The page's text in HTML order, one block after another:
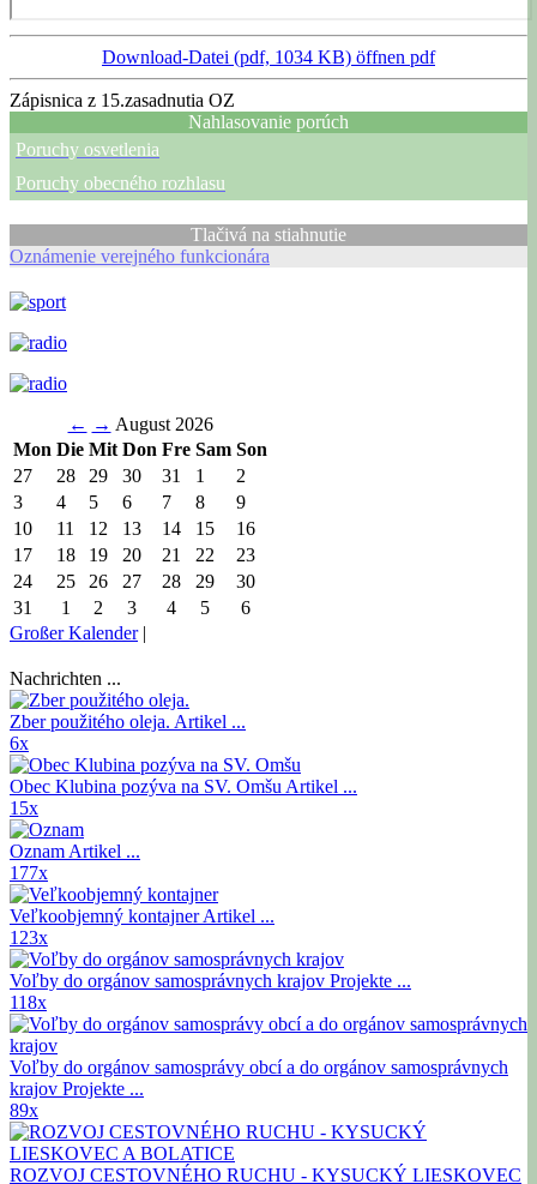
Download-Datei (pdf, 1034 KB) öffnen pdf
Zápisnica z 15.zasadnutia OZ
Nahlasovanie porúch
Poruchy osvetlenia
Poruchy obecného rozhlasu
Tlačivá na stiahnutie
Oznámenie verejného funkcionára
← → August 2026
Mon Die Mit Don Fre Sam Son
27
28 29 30 31 1
2
3
4 5 6 7 8
9
10
11 12 13 14 15
16
17
18 19 20 21 22
23
24
25 26 27 28 29
30
31
1 2 3 4 5
6
Großer Kalender|
Nachrichten ...
Zber použitého oleja. Artikel ...
6x
Obec Klubina pozýva na SV. Omšu Artikel ...
15x
Oznam Artikel ...
177x
Veľkoobjemný kontajnerArtikel ...
123x
Voľby do orgánov samosprávnych krajov Projekte ...
118x
Voľby do orgánov samosprávy obcí a do orgánov samosprávnych
krajov Projekte ...
89x
ROZVOJ CESTOVNÉHO RUCHU - KYSUCKÝ LIESKOVEC